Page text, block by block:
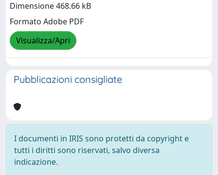
Dimensione 468.66 kB
Formato Adobe PDF
Visualizza/Apri
Pubblicazioni consigliate
I documenti in IRIS sono protetti da copyright e
tutti i diritti sono riservati, salvo diversa
indicazione.